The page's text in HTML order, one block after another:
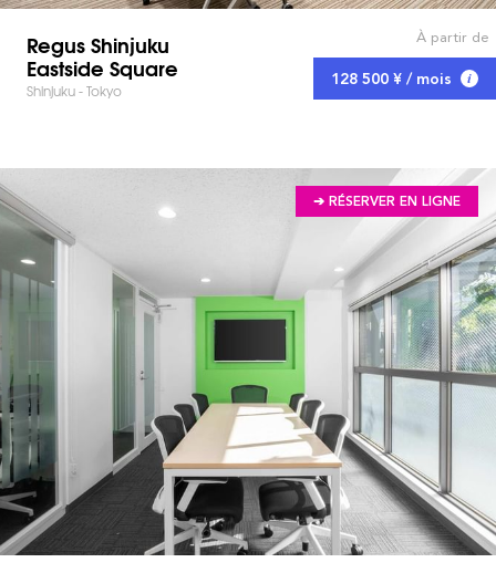
Regus Shinjuku
Eastside Square
Shinjuku - Tokyo
À partir de
128 500 ¥ / mois
➔ RÉSERVER EN LIGNE